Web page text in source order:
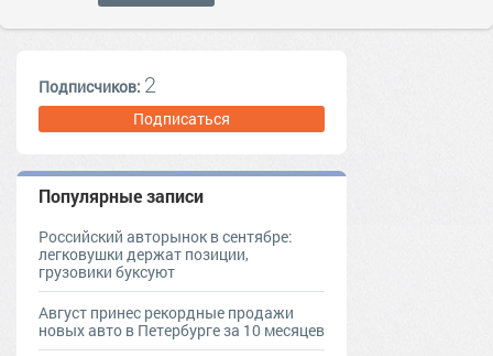
Подписчиков: 2
Подписаться
Популярные записи
Российский авторынок в сентябре:
легковушки держат позиции,
грузовики буксуют
Август принес рекордные продажи
новых авто в Петербурге за 10 месяцев